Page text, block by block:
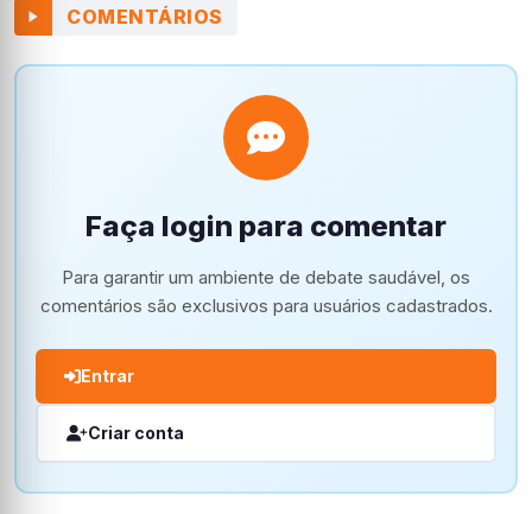
COMENTÁRIOS
Faça login para comentar
Para garantir um ambiente de debate saudável, os
comentários são exclusivos para usuários cadastrados.
Entrar
Criar conta